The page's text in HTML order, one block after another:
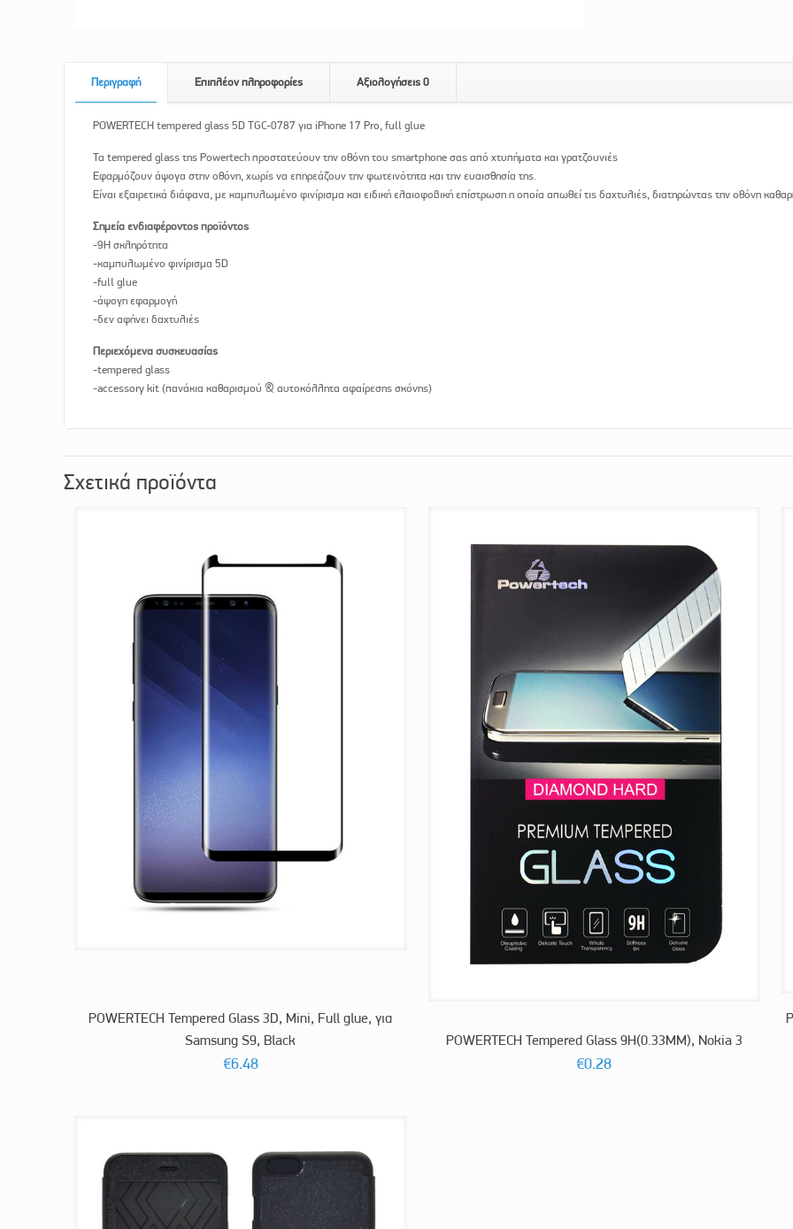
Περιγραφή Επιπλέον πληροφορίες Αξιολογήσεις 0
POWERTECH tempered glass 5D TGC-0787 για iPhone 17 Pro, full glue
Τα tempered glass της Powertech προστατεύουν την οθόνη του smartphone σας από χτυπήματα και γρατζουνιές
Εφαρμόζουν άψογα στην οθόνη, χωρίς να επηρεάζουν την φωτεινότητα και την ευαισθησία της.
Είναι εξαιρετικά διάφανα, με καμπυλωμένο φινίρισμα και ειδική ελαιοφοβική επίστρωση η οποία απωθεί τις δαχτυλιές, διατηρώντας την οθόνη
Σημεία ενδιαφέροντος προϊόντος
-9H σκληρότητα
-καμπυλωμένο φινίρισμα 5D
-full glue
-άψογη εφαρμογή
-δεν αφήνει δαχτυλιές
Περιεχόμενα συσκευασίας
-tempered glass
-accessory kit (πανάκια καθαρισμού & αυτοκόλλητα αφαίρεσης σκόνης)
Σχετικά προϊόντα
POWERTECH Tempered Glass 3D, Mini, Full glue, για
Samsung S9, Black
€6.48
POWERTECH Tempered Glass 9H(0.33MM), Nokia 3
€0.28